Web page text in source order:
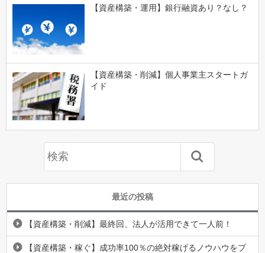
【資産構築・運用】銀行融資あり？なし？
【資産構築・削減】個人事業主スタートガ
イド
最近の投稿
【資産構築・削減】最終回、法人が活用できて一人前！
【資産構築・稼ぐ】成功率100％の絶対稼げるノウハウをプ